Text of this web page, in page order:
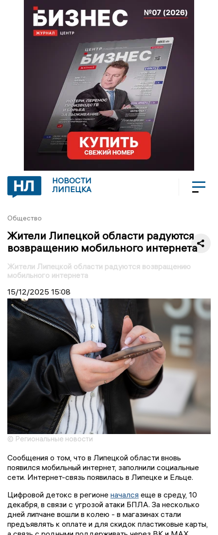
НОВОСТИ
ЛИПЕЦКА
Общество
Жители Липецкой области радуются
возвращению мобильного интернета
Жители Липецкой области радуются возвращению
мобильного интернета
15/12/2025 15:08
© Региональные новости
Сообщения о том, что в Липецкой области вновь
появился мобильный интернет, заполнили социальные
сети. Интернет-связь появилась в Липецке и Ельце.
Цифровой детокс в регионе начался еще в среду, 10
декабря, в связи с угрозой атаки БПЛА. За несколько
дней липчане вошли в колею - в магазинах стали
предъявлять к оплате и для скидок пластиковые карты,